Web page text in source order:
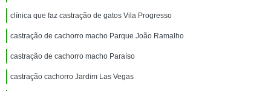
clínica que faz castração de gatos Vila Progresso
castração de cachorro macho Parque João Ramalho
castração de cachorro macho Paraíso
castração cachorro Jardim Las Vegas